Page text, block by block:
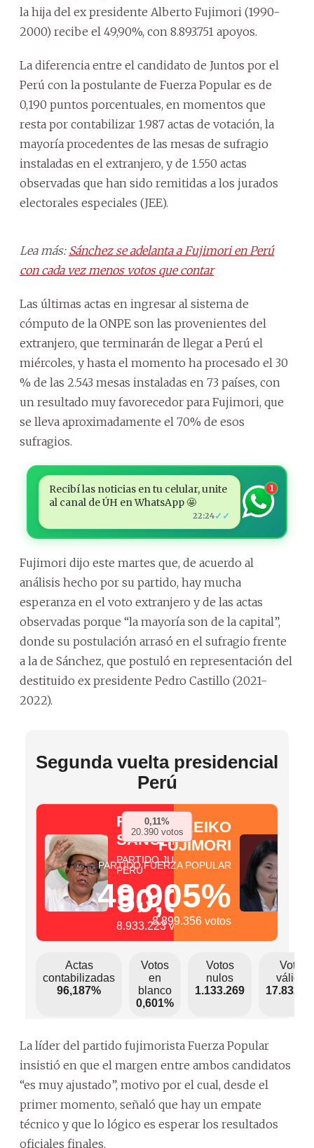
la hija del ex presidente Alberto Fujimori (1990-
2000) recibe el 49,90%, con 8.893.751 apoyos.
La diferencia entre el candidato de Juntos por el
Perú con la postulante de Fuerza Popular es de
0,190 puntos porcentuales, en momentos que
resta por contabilizar 1.987 actas de votación, la
mayoría procedentes de las mesas de sufragio
instaladas en el extranjero, y de 1.550 actas
observadas que han sido remitidas a los jurados
electorales especiales (JEE).
Lea más: Sánchez se adelanta a Fujimori en Perú
con cada vez menos votos que contar
Las últimas actas en ingresar al sistema de
cómputo de la ONPE son las provenientes del
extranjero, que terminarán de llegar a Perú el
miércoles, y hasta el momento ha procesado el 30
% de las 2.543 mesas instaladas en 73 países, con
un resultado muy favorecedor para Fujimori, que
se lleva aproximadamente el 70% de esos
sufragios.
Recibí las noticias en tu celular, unite
al canal de ÚH en WhatsApp 🤩
22:24✓✓
1
Fujimori dijo este martes que, de acuerdo al
análisis hecho por su partido, hay mucha
esperanza en el voto extranjero y de las actas
observadas porque “la mayoría son de la capital”,
donde su postulación arrasó en el sufragio frente
a la de Sánchez, que postuló en representación del
destituido ex presidente Pedro Castillo (2021-
2022).
La líder del partido fujimorista Fuerza Popular
insistió en que el margen entre ambos candidatos
“es muy ajustado”, motivo por el cual, desde el
primer momento, señaló que hay un empate
técnico y que lo lógico es esperar los resultados
oficiales finales.